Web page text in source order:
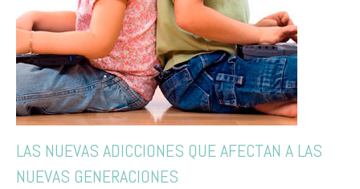
LAS NUEVAS ADICCIONES QUE AFECTAN A LAS
NUEVAS GENERACIONES